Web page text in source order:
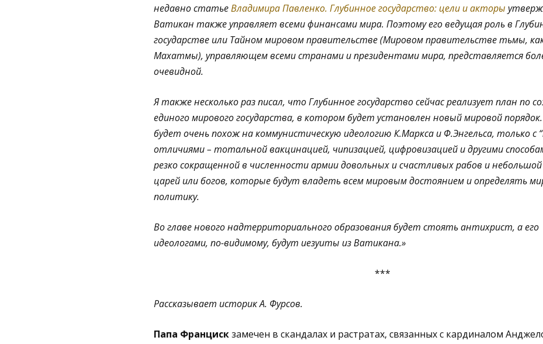
недавно статьеВладимира Павленко. Глубинное государство: цели и акторы
Ватикан также управляет всеми финансами мира. Поэтому его ведущая роль в
государстве или Тайном мировом правительстве (Мировом правительстве тьмы,
Махатмы), управляющем всеми странами и президентами мира, представляется
очевидной.
Я также несколько раз писал, что Глубинное государство сейчас реализует план по
единого мирового государства, в котором будет установлен новый мировой
будет очень похож на коммунистическую идеологию К.Маркса и Ф.Энгельса, только с
отличиями – тотальной вакцинацией, чипизацией, цифровизацией и другими
резко сокращенной в численности армии довольных и счастливых рабов и
царей или богов, которые будут владеть всем мировым достоянием и определять
политику.
Во главе нового надтерриториального образования будет стоять антихрист, а
идеологами, по-видимому, будут иезуиты из Ватикана.»
***
Рассказывает историк А. Фурсов.
Папа Францискзамечен в скандалах и растратах, связанных с кардиналом